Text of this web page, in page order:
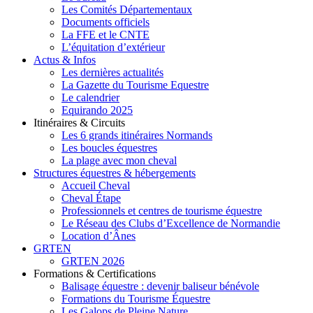
Les Comités Départementaux
Documents officiels
La FFE et le CNTE
L’équitation d’extérieur
Actus & Infos
Les dernières actualités
La Gazette du Tourisme Equestre
Le calendrier
Equirando 2025
Itinéraires & Circuits
Les 6 grands itinéraires Normands
Les boucles équestres
La plage avec mon cheval
Structures équestres & hébergements
Accueil Cheval
Cheval Étape
Professionnels et centres de tourisme équestre
Le Réseau des Clubs d’Excellence de Normandie
Location d’Ânes
GRTEN
GRTEN 2026
Formations & Certifications
Balisage équestre : devenir baliseur bénévole
Formations du Tourisme Équestre